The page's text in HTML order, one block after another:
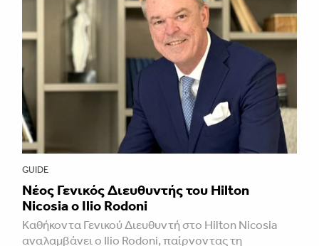
GUIDE
Νέος Γενικός Διευθυντής του Hilton
Nicosia ο Ilio Rodoni
Καθήκοντα Γενικού Διευθυντή στο Hilton Nicosia
αναλαμβάνει ο Ilio Rodoni, παίρνοντας τη